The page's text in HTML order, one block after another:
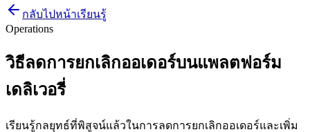
กลับไปหน้าเรียนรู้
Operations
วิธีลดการยกเลิกออเดอร์บนแพลตฟอร์ม
เดลิเวอรี่
เรียนรู้กลยุทธ์ที่พิสูจน์แล้วในการลดการยกเลิกออเดอร์และเพิ่ม